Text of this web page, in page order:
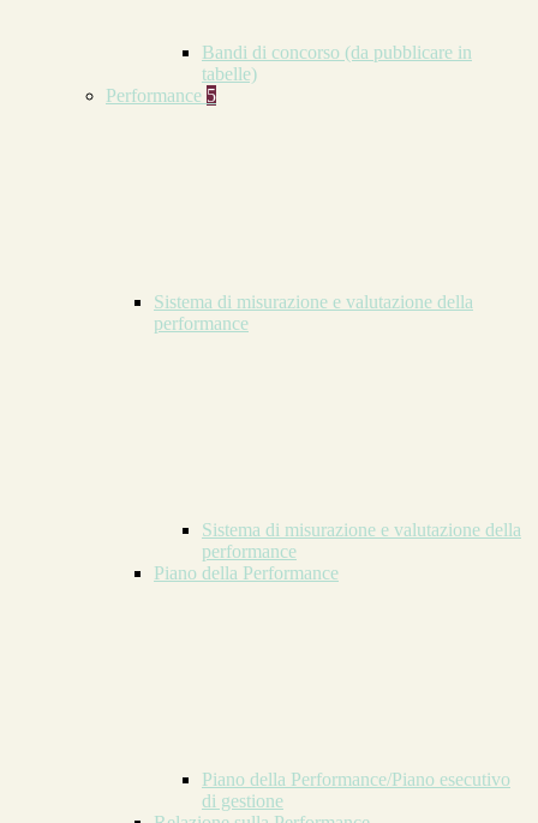
Bandi di concorso (da pubblicare in
tabelle)
Performance 5
Sistema di misurazione e valutazione della
performance
Sistema di misurazione e valutazione della
performance
Piano della Performance
Piano della Performance/Piano esecutivo
di gestione